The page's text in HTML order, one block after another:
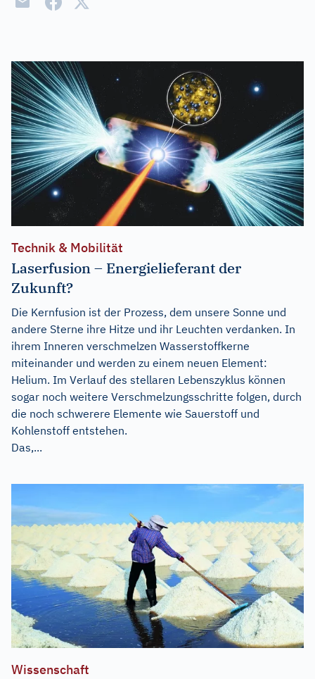
Technik & Mobilität
Laserfusion – Energielieferant der
Zukunft?
Die Kernfusion ist der Prozess, dem unsere Sonne und
andere Sterne ihre Hitze und ihr Leuchten verdanken. In
ihrem Inneren verschmelzen Wasserstoffkerne
miteinander und werden zu einem neuen Element:
Helium. Im Verlauf des stellaren Lebenszyklus können
sogar noch weitere Verschmelzungsschritte folgen, durch
die noch schwerere Elemente wie Sauerstoff und
Kohlenstoff entstehen.
Das,...
Wissenschaft